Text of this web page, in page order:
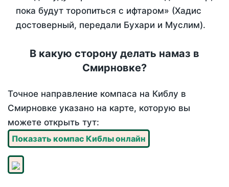
пока будут торопиться с ифтаром» (Хадис
достоверный, передали Бухари и Муслим).
В какую сторону делать намаз в
Смирновке?
Точное направление компаса на Киблу в
Смирновке указано на карте, которую вы
можете открыть тут:
Показать компас Киблы онлайн